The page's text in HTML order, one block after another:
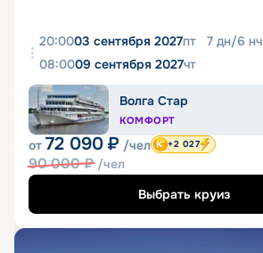
20:0003 сентября 2027пт 7 дн/6 нч
08:0009 сентября 2027чт
Волга Стар
КОМФОРТ
от 72 090 ₽ /чел
90 000₽ /чел
+2 027
Выбрать круиз